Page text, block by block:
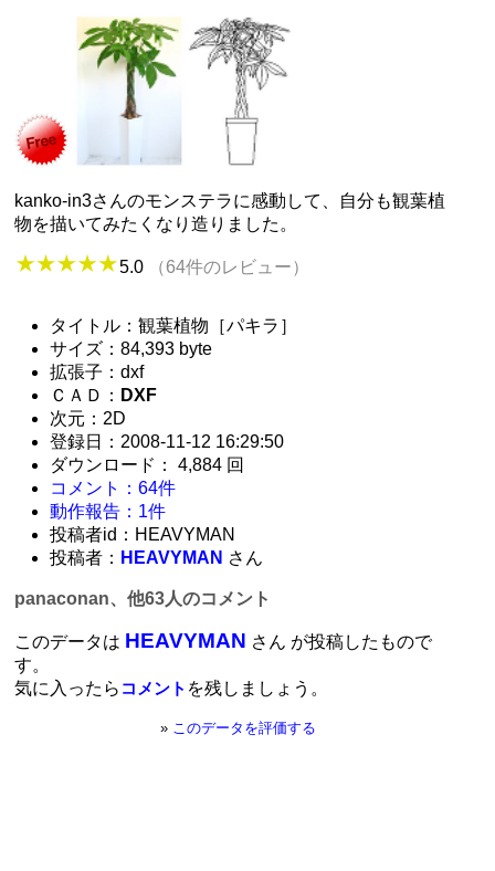
kanko-in3さんのモンステラに感動して、自分も観葉植
物を描いてみたくなり造りました。
5.0 （64件のレビュー）
タイトル：観葉植物［パキラ］
サイズ：84,393 byte
拡張子：dxf
ＣＡＤ： DXF
次元：2D
登録日：2008-11-12 16:29:50
ダウンロード： 4,884 回
コメント：64件
動作報告：1件
投稿者id：HEAVYMAN
投稿者： HEAVYMAN さん
panaconan、他63人のコメント
このデータは HEAVYMAN さん が投稿したもので
す。
気に入ったら コメント を残しましょう。
» このデータを評価する